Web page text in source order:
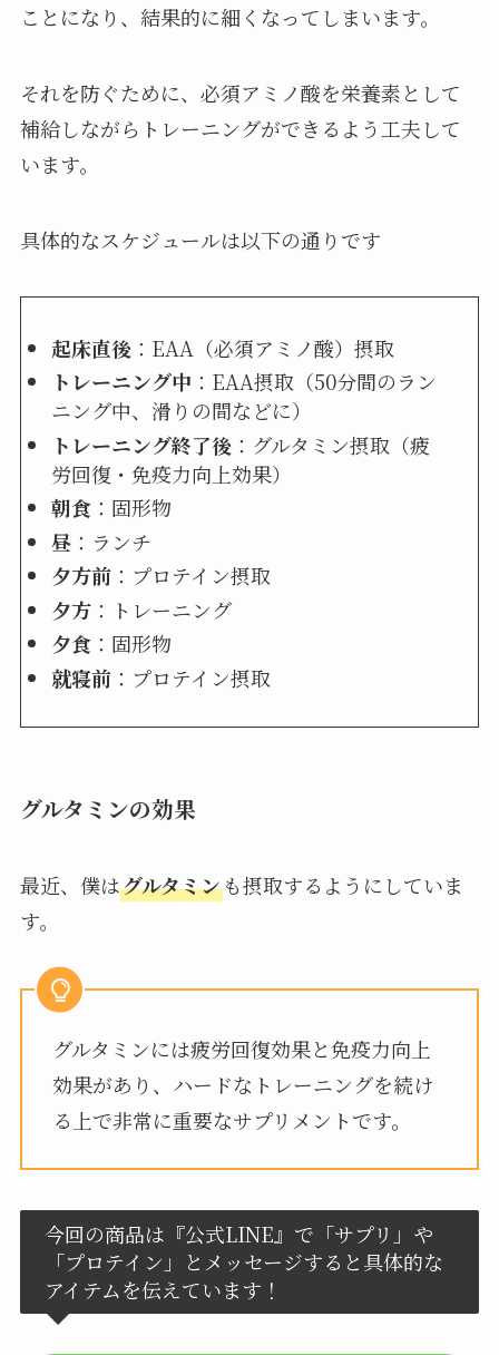
ことになり、結果的に細くなってしまいます。
それを防ぐために、必須アミノ酸を栄養素として
補給しながらトレーニングができるよう工夫して
います。
具体的なスケジュールは以下の通りです
起床直後 ：EAA（必須アミノ酸）摂取
トレーニング中 ：EAA摂取（50分間のラン
ニング中、滑りの間などに）
トレーニング終了後 ：グルタミン摂取（疲
労回復・免疫力向上効果）
朝食：固形物
昼：ランチ
夕方前：プロテイン摂取
夕方：トレーニング
夕食：固形物
就寝前：プロテイン摂取
グルタミンの効果
最近、僕はグルタミンも摂取するようにしていま
す。
グルタミンには疲労回復効果と免疫力向上
効果があり、ハードなトレーニングを続け
る上で非常に重要なサプリメントです。
今回の商品は『公式LINE』で「サプリ」や
「プロテイン」とメッセージすると具体的な
アイテムを伝えています！